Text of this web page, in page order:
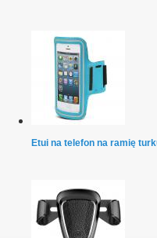
Etui na telefon na ramię